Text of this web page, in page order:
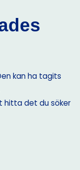
kan ha tagits
hitta det du söker